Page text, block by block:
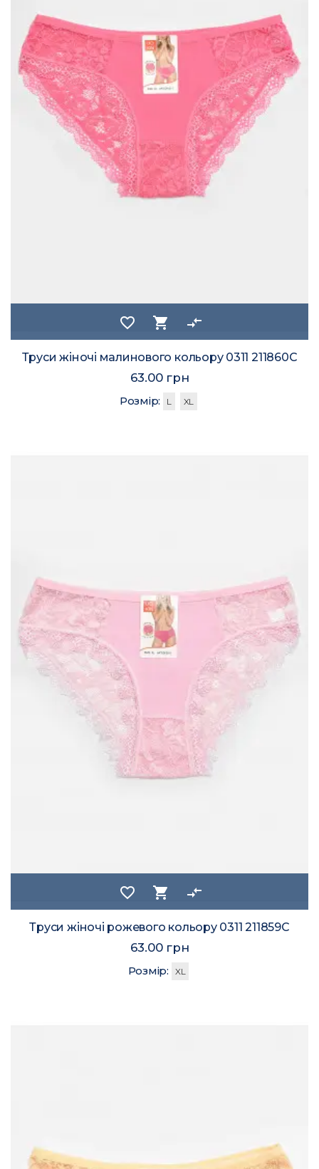
favorite_border shopping_cart compare_arrows
Труси жіночі малинового кольору 0311 211860C
63.00 грн
Розмір: L XL
favorite_border shopping_cart compare_arrows
Труси жіночі рожевого кольору 0311 211859C
63.00 грн
Розмір: XL